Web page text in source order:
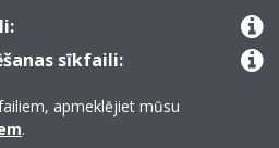
© Daikin
Informācija par sīkfailiem
Korporatīvā ētika
sīkfaili:
apmeklējiet mūsu
.